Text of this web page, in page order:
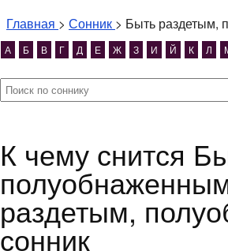
Главная > Сонник > Быть раздетым,
А Б В Г Д Е Ж З И Й К Л
К чему снится Быть раздетым,
раздетым,
сонник